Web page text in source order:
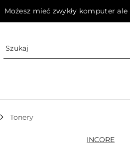
Możesz mieć zwykły komputer
Tonery
NAZWA
INCORE